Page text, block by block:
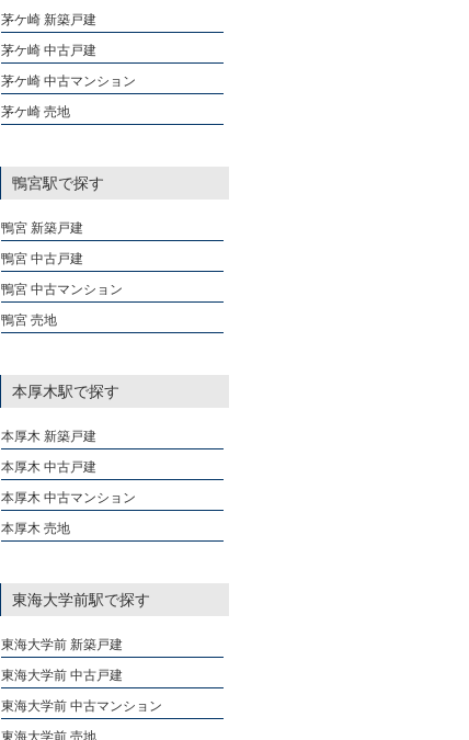
茅ケ崎 新築戸建
茅ケ崎 中古戸建
茅ケ崎 中古マンション
茅ケ崎 売地
鴨宮駅で探す
鴨宮 新築戸建
鴨宮 中古戸建
鴨宮 中古マンション
鴨宮 売地
本厚木駅で探す
本厚木 新築戸建
本厚木 中古戸建
本厚木 中古マンション
本厚木 売地
東海大学前駅で探す
東海大学前 新築戸建
東海大学前 中古戸建
東海大学前 中古マンション
東海大学前 売地